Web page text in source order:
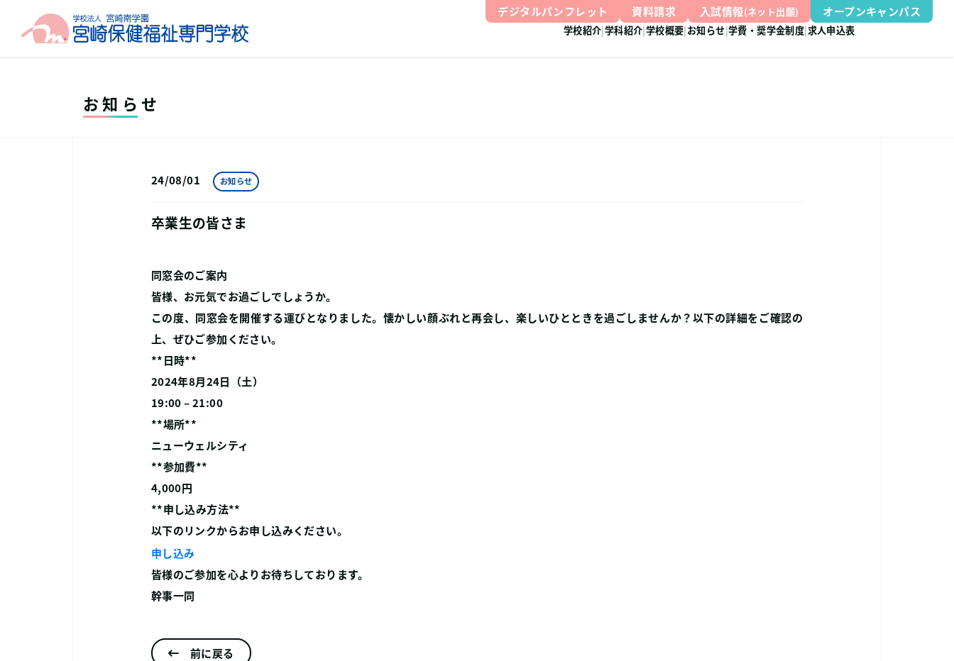
デジタルパンフレット 資料請求 入試情報(ネット出願) オープンキャンパス
学校紹介 学科紹介 学校概要 お知らせ 学費・奨学金制度 求人申込表
お知らせ
24/08/01 お知らせ
卒業生の皆さま
同窓会のご案内
皆様、お元気でお過ごしでしょうか。
この度、同窓会を開催する運びとなりました。懐かしい顔ぶれと再会し、楽しいひとときを過ごしませんか？以下の詳細をご確認の
上、ぜひご参加ください。
**日時**
2024年8月24日（土）
19:00 – 21:00
**場所**
ニューウェルシティ
**参加費**
4,000円
**申し込み方法**
以下のリンクからお申し込みください。
申し込み
皆様のご参加を心よりお待ちしております。
幹事一同
前に戻る